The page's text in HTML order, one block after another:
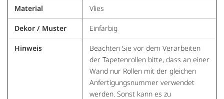
Material Vlies
Dekor / Muster Einfarbig
Hinweis
Beachten Sie vor dem Verarbeiten
der Tapetenrollen bitte, dass an einer
Wand nur Rollen mit der gleichen
Anfertigungsnummer verwendet
werden. Sonst kann es zu